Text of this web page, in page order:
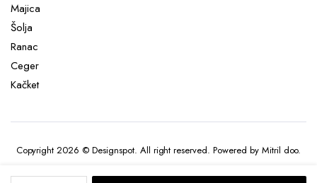
Majica
Šolja
Ranac
Ceger
Kačket
Copyright 2026 © Designspot. All right reserved. Powered by Mitril doo.